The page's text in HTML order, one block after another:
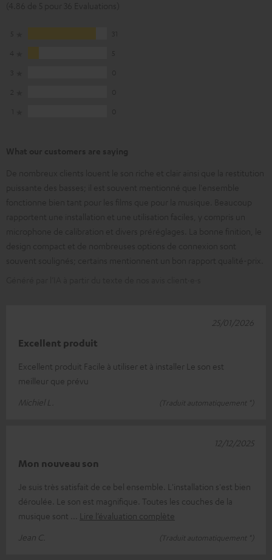
Excellent produit
Excellent produit Facile à utiliser et à installer Le son est
meilleur que prévu
Michiel L.
(Traduit automatiquement *)
25/01/2026
Mon nouveau son
Je suis très satisfait de ce bel ensemble. L'installation s'est bien
déroulée. Le son est magnifique. Toutes les couches de la
musique sont
Lire l’évaluation complète
Jean C.
(Traduit automatiquement *)
12/12/2025